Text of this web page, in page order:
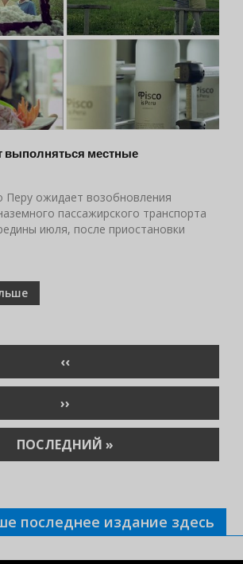
выполняться местные
Перу ожидает возобновления
пассажирского транспорта
июля, после приостановки
ПРЕДЫДУЩАЯ
СТРАНИЦА
‹‹
СЛЕДУЮЩАЯ
СТРАНИЦА
››
ПОСЛЕДНЯЯ
СТРАНИЦА
ПОСЛЕДНИЙ »
последнее издание здесь